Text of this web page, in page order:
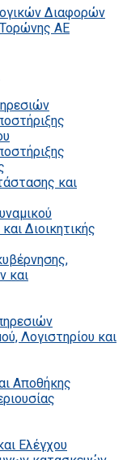
Διαφορών
Τορώνης ΑΕ
και
Διοικητικής
και
Λογιστηρίου και
Αποθήκης
Ελέγχου